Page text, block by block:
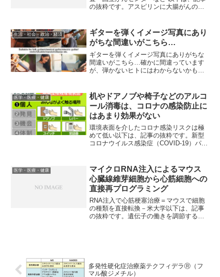
の抜粋です。アスピリンに大腸がんの発
かめる臨床研究を、国立がん研究センタ
ーや京都府立医大などのチ...
生活・社会・政治・経済
ギターを弾くイメージ写真にあり
がちな間違いがこちら…
ギターを弾くイメージ写真にありがちな
間違いがこちら…確かに間違っています
が、弾かないヒトにはわからないかも。
医学・医療・健康
机やドアノブや椅子などのアルコ
ール消毒は、コロナの感染防止に
はあまり効果がない
環境表面を介したコロナ感染リスクは極
めて低い以下は、記事の抜粋です。新型
コロナウイルス感染症（COVID-19）パン
とで感染するのを恐れていたことは記憶
に新しい。しかし...
医学・医療・健康
マイクロRNA注入によるマウス
心臓線維芽細胞から心筋細胞への
直接再プログラミング
RNA注入で心筋梗塞治療＝マウスで細胞
の種類を直接転換－米大学以下は、記事
の抜粋です。遺伝子の働きを調節する短
多発性硬化症治療薬テクフィデラⓇ（フ
マル酸ジメチル）